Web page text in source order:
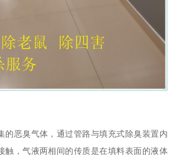
的恶臭气体，通过管路与填充式除臭装置内
触，气液两相间的传质是在填料表面的液体